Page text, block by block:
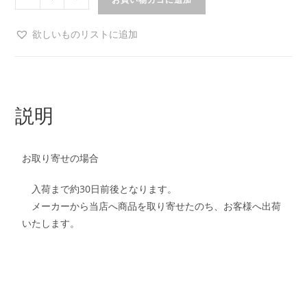
欲しいものリストに追加
説明
お取り寄せの場合
入荷まで約30日前後となります。
メーカーから当店へ商品を取り寄せたのち、お客様へ出荷
いたします。